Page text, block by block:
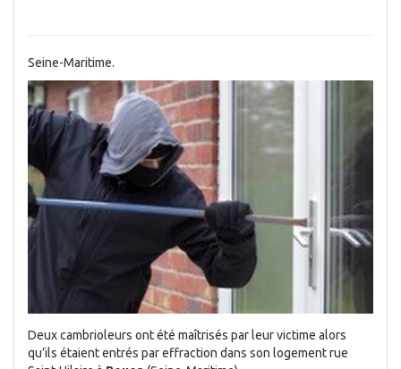
Seine-Maritime.
Deux cambrioleurs ont été maîtrisés par leur victime alors
qu’ils étaient entrés par effraction dans son logement rue